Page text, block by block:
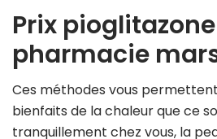
Prix pioglitazone
pharmacie
Ces méthodes vous
bienfaits de la chaleur que ce
tranquillement chez vous, la